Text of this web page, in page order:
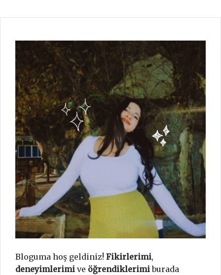
Bloguma hoş geldiniz! Fikirlerimi,
deneyimlerimi ve öğrendiklerimiburada